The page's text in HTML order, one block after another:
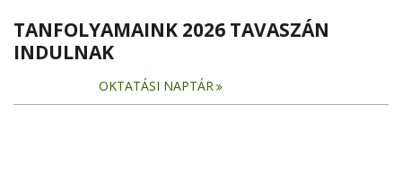
TANFOLYAMAINK 2026 TAVASZÁN
INDULNAK
OKTATÁSI NAPTÁR